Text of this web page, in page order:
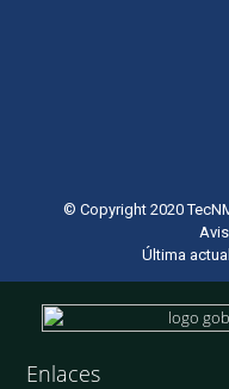
© Copyright 2020
Última
Enlaces